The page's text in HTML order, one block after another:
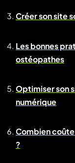
Créer son site
Les bonnes
ostéopathes
Optimiser son
numérique
Combien
?